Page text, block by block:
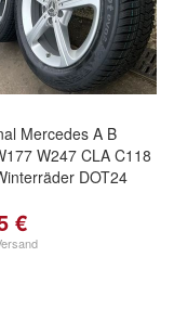
Mercedes A B
W247 CLA C118
DOT24
€